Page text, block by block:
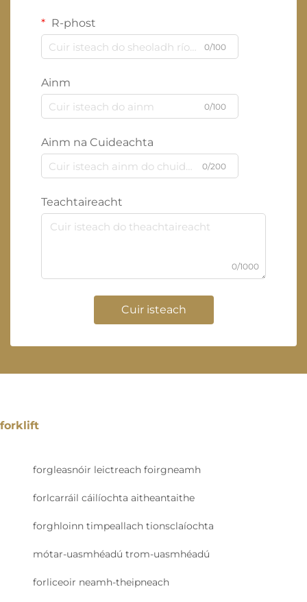
R-phost
0/100
Ainm
0/100
Ainm na Cuideachta
0/200
Teachtaireacht
0/1000
Cuir isteach
forklift
forgleasnóir leictreach foirgneamh
forlcarráil cáilíochta aitheantaithe
forghloinn timpeallach tionsclaíochta
mótar-uasmhéadú trom-uasmhéadú
forliceoir neamh-theipneach